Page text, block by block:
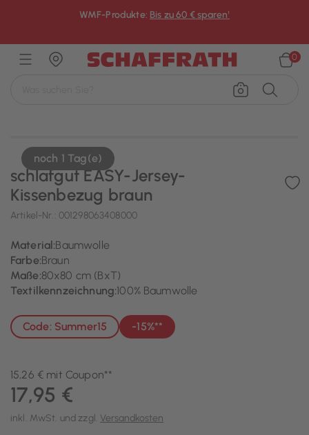
WMF-Produkte: Bis zu 60 € sparen¹
0
noch 1 Tag(e)
schlafgut EASY-Jersey-
Kissenbezug braun
Artikel-Nr.: 001298063408000
Material:Baumwolle
Farbe:Braun
Maße:80x80 cm (BxT)
Textilkennzeichnung:100% Baumwolle
Code: Summer15 -15%**
15,26 € mit Coupon**
17,95 €
inkl. MwSt. und zzgl. Versandkosten